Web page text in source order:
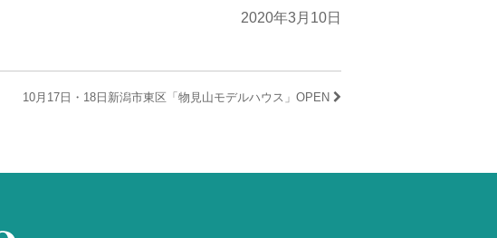
2020年3月10日
10月17日・18日新潟市東区「物見山モデルハウス」OPEN